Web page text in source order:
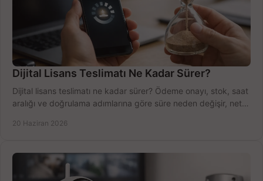
Dijital Lisans Teslimatı Ne Kadar Sürer?
Dijital lisans teslimatı ne kadar sürer? Ödeme onayı, stok, saat
aralığı ve doğrulama adımlarına göre süre neden değişir, net
20 Haziran 2026